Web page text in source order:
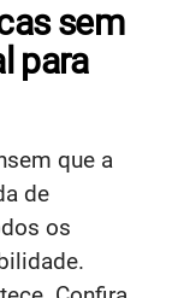
sem
para
que a
de
os